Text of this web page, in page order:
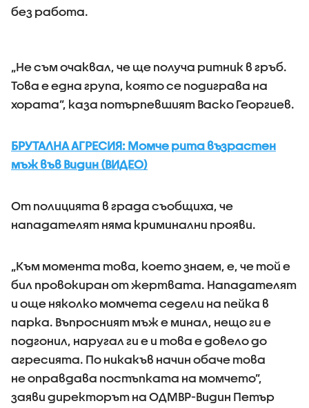
без работа.
„Не съм очаквал, че ще получа ритник в гръб.
Това е една група, която се подиграва на
хората”, каза потърпевшият Васко Георгиев.
БРУТАЛНА АГРЕСИЯ: Момче рита възрастен
мъж във Видин (ВИДЕО)
От полицията в града съобщиха, че
нападателят няма криминални прояви.
„Към момента това, което знаем, е, че той е
бил провокиран от жертвата. Нападателят
и още няколко момчета седели на пейка в
парка. Въпросният мъж е минал, нещо ги е
подгонил, наругал ги е и това е довело до
агресията. По никакъв начин обаче това
не оправдава постъпката на момчето”,
заяви директорът на ОДМВР-Видин Петър